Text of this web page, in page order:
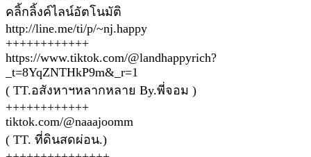
คลิ้กลิ้งค์ไลน์อัตโนมัติ
http://line.me/ti/p/~nj.happy
++++++++++++
https://www.tiktok.com/@landhappyrich?
_t=8YqZNTHkP9m&_r=1
( TT.อสังหาฯหลากหลาย By.พี่จอม )
++++++++++++
tiktok.com/@naaajoomm
( TT. ที่ดินสดผ่อน.)